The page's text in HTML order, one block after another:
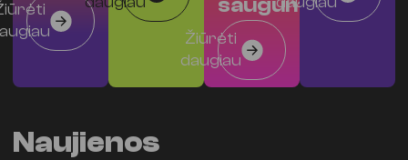
Žiūrėti
daugiau
Naujienos